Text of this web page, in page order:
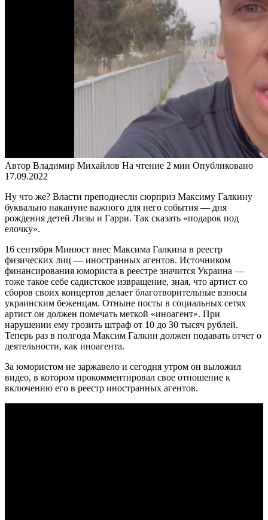
Автор Владимир Михайлов На чтение 2 мин Опубликовано
17.09.2022
Ну что же? Власти преподнесли сюрприз Максиму Галкину
буквально накануне важного для него события — дня
рождения детей Лизы и Гарри. Так сказать «подарок под
елочку».
16 сентября Минюст внес Максима Галкина в реестр
физических лиц — иностранных агентов. Источником
финансирования юмориста в реестре значится Украина —
тоже такое себе садистское извращение, зная, что артист со
сборов своих концертов делает благотворительные взносы
украинским беженцам. Отныне посты в социальных сетях
артист он должен помечать меткой «иноагент». При
нарушении ему грозить штраф от 10 до 30 тысяч рублей.
Теперь раз в полгода Максим Галкин должен подавать отчет о
деятельности, как иноагента.
За юмористом не заржавело и сегодня утром он выложил
видео, в котором прокомментировал свое отношение к
включению его в реестр иностранных агентов.